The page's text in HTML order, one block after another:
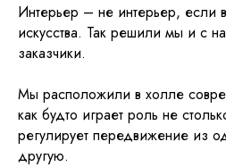
Интерьер – не интерьер, если
искусства. Так решили мы и с
заказчики.
Мы расположили в холле
как будто играет роль не
регулирует передвижение из
другую.